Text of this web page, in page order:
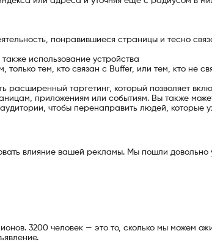
понравившиеся страницы и тесно
использование устройства
тем, кто связан с Buffer, или тем, кто не
таргетинг, который позволяет
приложениям или событиям. Вы также
чтобы перенаправить людей, которые
влияние вашей рекламы. Мы пошли довольно
3200 человек — это то, сколько мы можем